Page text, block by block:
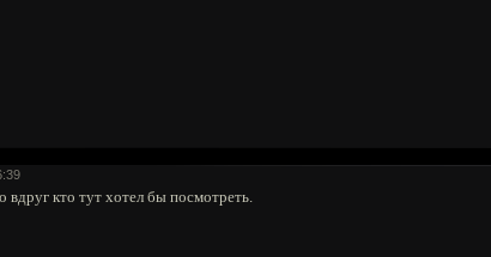
кто тут хотел бы посмотреть.